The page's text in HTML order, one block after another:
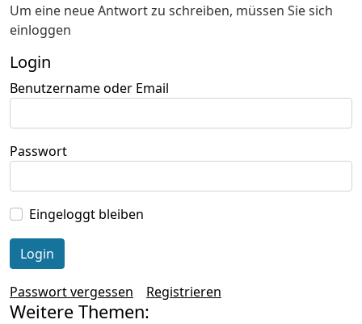
Um eine neue Antwort zu schreiben, müssen Sie sich
einloggen
Login
Benutzername oder Email
Passwort
Eingeloggt bleiben
Passwort vergessen Registrieren
Weitere Themen: